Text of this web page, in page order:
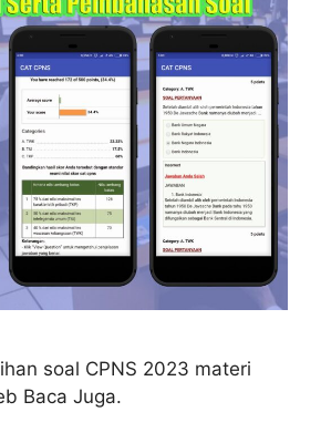
soal CPNS 2023 materi
Baca Juga.